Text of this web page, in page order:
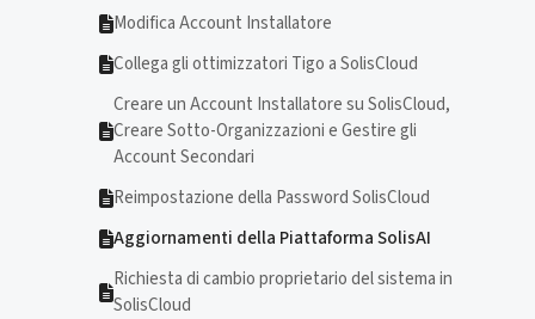
Modifica Account Installatore
Collega gli ottimizzatori Tigo a SolisCloud
Creare un Account Installatore su SolisCloud,
Creare Sotto-Organizzazioni e Gestire gli
Account Secondari
Reimpostazione della Password SolisCloud
Aggiornamenti della Piattaforma SolisAI
Richiesta di cambio proprietario del sistema in
SolisCloud